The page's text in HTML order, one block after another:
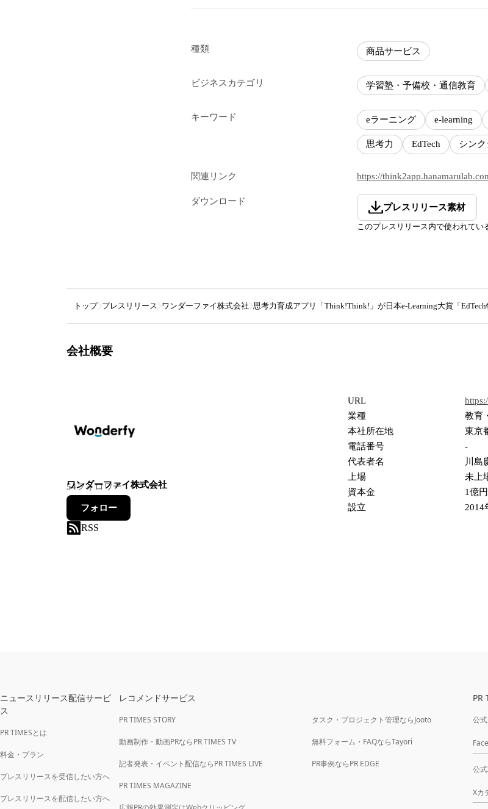
種類 商品サービス
ビジネスカテゴリ 学習塾・予備校・通信教育
キーワード eラーニング e-learning
思考力 EdTech シンク
関連リンク https://
ダウンロード
プレスリリース素材
このプレスリリース内で使われて
トップ プレスリリース ワンダーファイ株式会社 思考力育成アプリ「Think!Think!」が日本e-Learning大賞「EdTech
会社概要
ワンダーファイ株式会社
54フォロワー
フォロー
RSS
URL
業種
教育
本社所在地
東京
電話番号
-
代表者名
川島
上場
未上
資本金
1億円
設立
2014
ニュースリリース配信サービ
ス
PR TIMESとは
料金・プラン
プレスリリースを受信したい方へ
プレスリリースを配信したい方へ
レコメンドサービス
PR TIMES STORY
動画制作・動画PRならPR TIMES TV
記者発表・イベント配信ならPR TIMES LIVE
PR TIMES MAGAZINE
タスク・プロジェクト管理ならJooto
無料フォーム・FAQならTayori
PR事例ならPR EDGE
PR
公
公
Xカ